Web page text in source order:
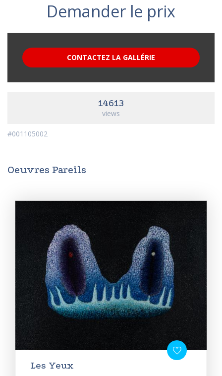
Demander le prix
CONTACTEZ LA GALLÉRIE
14613
views
#001105002
Oeuvres Pareils
Les Yeux